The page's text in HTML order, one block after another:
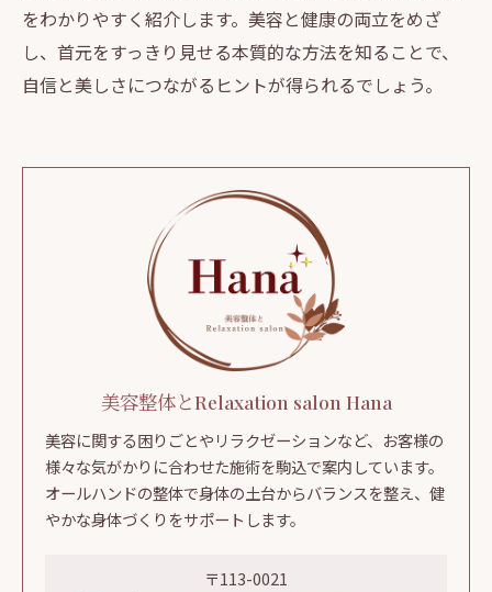
をわかりやすく紹介します。美容と健康の両立をめざ
し、首元をすっきり見せる本質的な方法を知ることで、
自信と美しさにつながるヒントが得られるでしょう。
美容整体とRelaxation salon Hana
美容に関する困りごとやリラクゼーションなど、お客様の
様々な気がかりに合わせた施術を駒込で案内しています。
オールハンドの整体で身体の土台からバランスを整え、健
やかな身体づくりをサポートします。
〒113-0021